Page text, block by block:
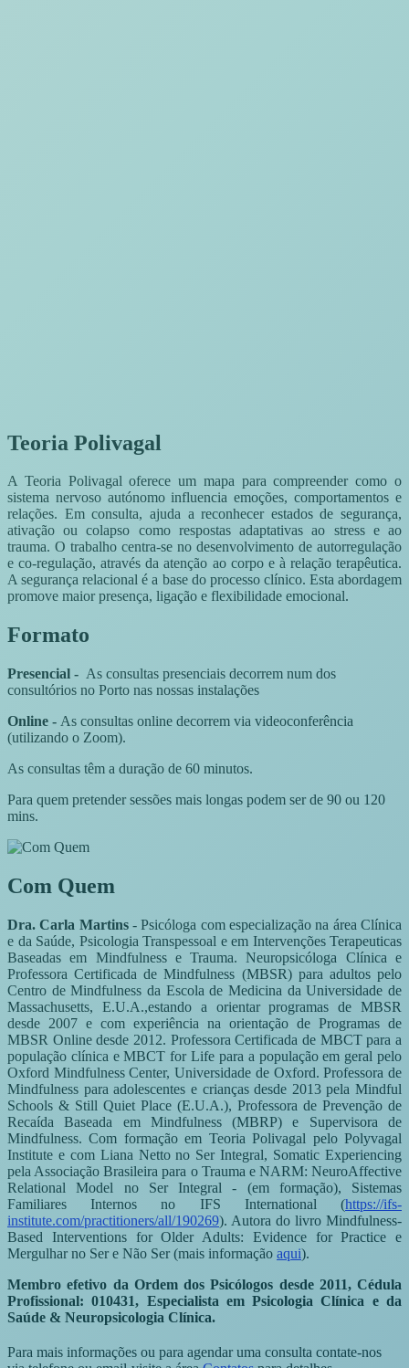
Teoria Polivagal
A Teoria Polivagal oferece um mapa para compreender como o
sistema nervoso autónomo influencia emoções, comportamentos e
relações. Em consulta, ajuda a reconhecer estados de segurança,
ativação ou colapso como respostas adaptativas ao stress e ao
trauma. O trabalho centra-se no desenvolvimento de autorregulação
e co-regulação, através da atenção ao corpo e à relação terapêutica.
A segurança relacional é a base do processo clínico. Esta abordagem
promove maior presença, ligação e flexibilidade emocional.
Formato
Presencial - As consultas presenciais decorrem num dos
consultórios no Porto nas nossas instalações
Online - As consultas online decorrem via videoconferência
(utilizando o Zoom).
As consultas têm a duração de 60 minutos.
Para quem pretender sessões mais longas podem ser de 90 ou 120
mins.
Com Quem
Dra. Carla Martins- Psicóloga com especialização na área Clínica
e da Saúde, Psicologia Transpessoal e em Intervenções Terapeuticas
Baseadas em Mindfulness e Trauma. Neuropsicóloga Clínica e
Professora Certificada de Mindfulness (MBSR) para adultos pelo
Centro de Mindfulness da Escola de Medicina da Universidade de
Massachusetts, E.U.A.,estando a orientar programas de MBSR
desde 2007 e com experiência na orientação de Programas de
MBSR Online desde 2012. Professora Certificada de MBCT para a
população clínica e MBCT for Life para a população em geral pelo
Oxford Mindfulness Center, Universidade de Oxford. Professora de
Mindfulness para adolescentes e crianças desde 2013 pela Mindful
Schools & Still Quiet Place (E.U.A.), Professora de Prevenção de
Recaída Baseada em Mindfulness (MBRP) e Supervisora de
Mindfulness. Com formação em Teoria Polivagal pelo Polyvagal
Institute e com Liana Netto no Ser Integral, Somatic Experiencing
pela Associação Brasileira para o Trauma e NARM: NeuroAffective
Relational Model no Ser Integral - (em formação), Sistemas
Familiares Internos no IFS International (https://ifs-
institute.com/practitioners/all/190269). Autora do livro Mindfulness-
Based Interventions for Older Adults: Evidence for Practice e
Mergulhar no Ser e Não Ser (mais informação aqui).
Membro efetivo da Ordem dos Psicólogos desde 2011, Cédula
Profissional: 010431, Especialista em Psicologia Clínica e da
Saúde & Neuropsicologia Clínica.
Para mais informações ou para agendar uma consulta contate-nos